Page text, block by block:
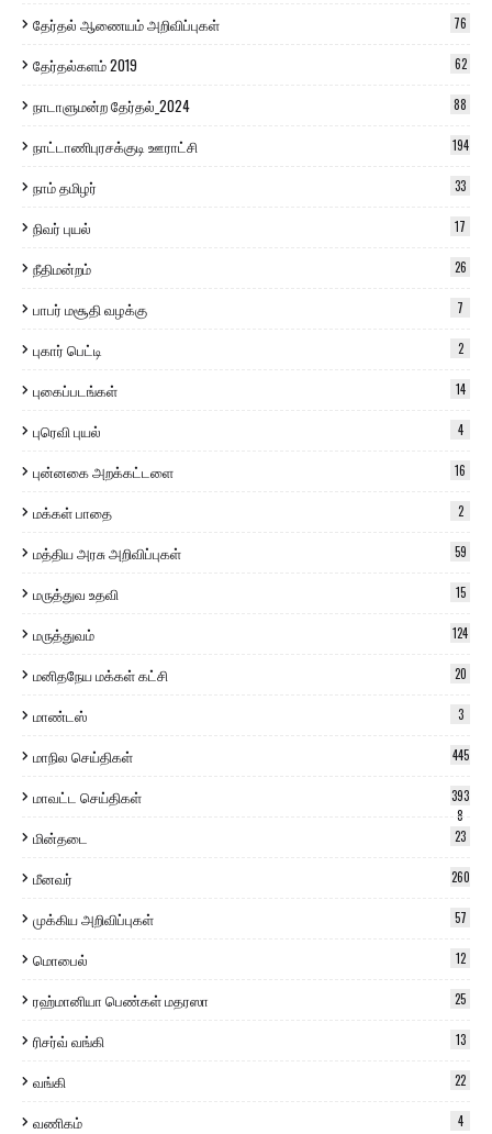
தேர்தல் ஆணையம் அறிவிப்புகள் 76
தேர்தல்களம் 2019 62
நாடாளுமன்ற தேர்தல்_2024 88
நாட்டாணிபுரசக்குடி ஊராட்சி 194
நாம் தமிழர் 33
நிவர் புயல் 17
நீதிமன்றம் 26
பாபர் மசூதி வழக்கு 7
புகார் பெட்டி 2
புகைப்படங்கள் 14
புரெவி புயல் 4
புன்னகை அறக்கட்டளை 16
மக்கள் பாதை 2
மத்திய அரசு அறிவிப்புகள் 59
மருத்துவ உதவி 15
மருத்துவம் 124
மனிதநேய மக்கள் கட்சி 20
மாண்டஸ் 3
மாநில செய்திகள் 445
மாவட்ட செய்திகள்
393
8
மின்தடை 23
மீனவர் 260
முக்கிய அறிவிப்புகள் 57
மொபைல் 12
ரஹ்மானியா பெண்கள் மதரஸா 25
ரிசர்வ் வங்கி 13
வங்கி 22
வணிகம் 4